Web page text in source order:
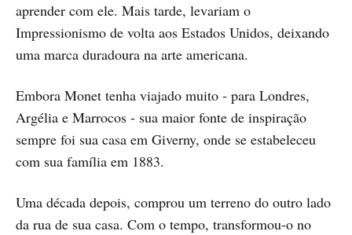
aprender com ele. Mais tarde, levariam o
Impressionismo de volta aos Estados Unidos, deixando
uma marca duradoura na arte americana.
Embora Monet tenha viajado muito - para Londres,
Argélia e Marrocos - sua maior fonte de inspiração
sempre foi sua casa em Giverny, onde se estabeleceu
com sua família em 1883.
Uma década depois, comprou um terreno do outro lado
da rua de sua casa. Com o tempo, transformou-o no